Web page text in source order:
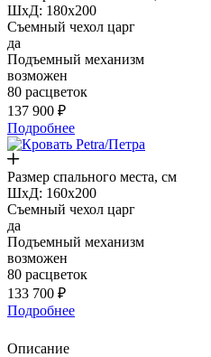
ШxД: 180x200
Съемный чехол царг
да
Подъемный механизм
возможен
80 расцветок
137 900 ₽
Подробнее
Размер спального места, см
ШxД: 160x200
Съемный чехол царг
да
Подъемный механизм
возможен
80 расцветок
133 700 ₽
Подробнее
Описание